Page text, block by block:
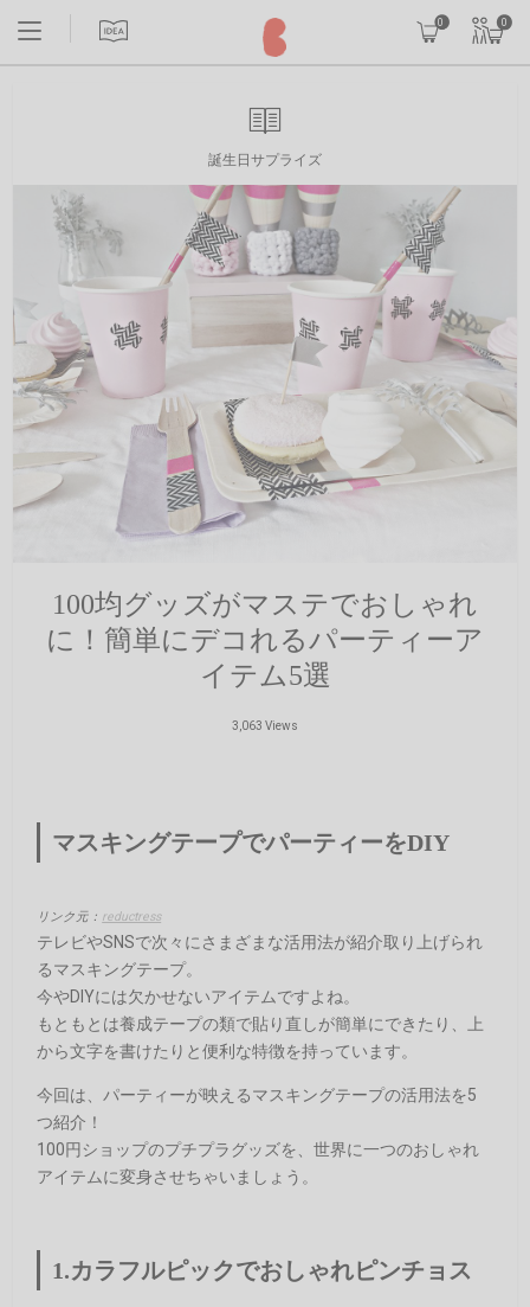
0 0
誕生日サプライズ
100均グッズがマステでおしゃれ
に！簡単にデコれるパーティーア
イテム5選
3,063 Views
マスキングテープでパーティーをDIY
リンク元： reductress
テレビやSNSで次々にさまざまな活用法が紹介取り上げられ
るマスキングテープ。
今やDIYには欠かせないアイテムですよね。
もともとは養成テープの類で貼り直しが簡単にできたり、上
から文字を書けたりと便利な特徴を持っています。
今回は、パーティーが映えるマスキングテープの活用法を5
つ紹介！
100円ショップのプチプラグッズを、世界に一つのおしゃれ
アイテムに変身させちゃいましょう。
1.カラフルピックでおしゃれピンチョス